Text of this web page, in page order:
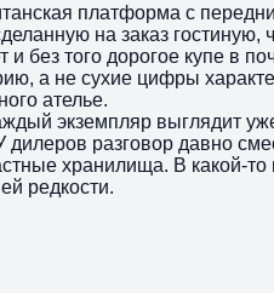
платформа с
на заказ гостиную,
без того дорогое купе в
а не сухие цифры
ателье.
экземпляр выглядит
разговор давно
хранилища. В какой-
редкости.